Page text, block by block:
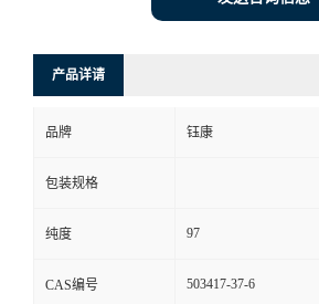
产品详请
品牌 钰康
包装规格
纯度 97
CAS编号 503417-37-6